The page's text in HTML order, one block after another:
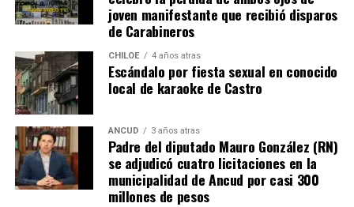
River buscaba de todas las maneras abrir el marcador,
pero algo siempre se lo impedía. A los 12′ del segundo
tiempo, Nicolás De la Cruz sacó un remate tremendo de
media distancia que llevaba destino de gol, pero que
‘Chiquito’ con un manotazo salvador, mandó al córner.
Luego,Pablo Solari, exjugador de Colo Colo, definió
cruzado y la pelota pegó en el segundo palo. Era un
anticipo de lo ocurriría en los minutos finales.
A los 90+2 minutos, el juez Darío Herrera cobró penal a
joven manifestante que recibió disparos
de Carabineros
CHILOE 4 años atras
Escándalo por fiesta sexual en conocido
local de karaoke de Castro
ANCUD 3 años atras
Padre del diputado Mauro González (RN)
se adjudicó cuatro licitaciones en la
municipalidad de Ancud por casi 300
millones de pesos